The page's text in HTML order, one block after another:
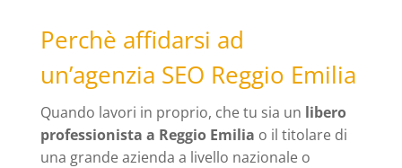
Perchè affidarsi ad
un’agenzia SEO Reggio Emilia
Quando lavori in proprio, che tu sia un libero
professionista a Reggio Emilia o il titolare di
una grande azienda a livello nazionale o